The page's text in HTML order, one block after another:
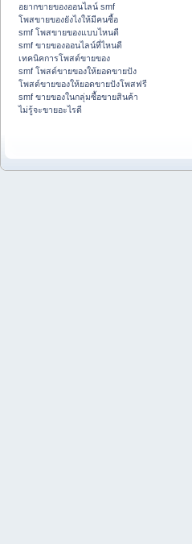
อยากขายของออนไลน์ smf
โพสขายของยังไงให้มีคนซื้อ
smf โพสขายของแบบไหนดี
smf ขายของออนไลน์ที่ไหนดี
เทคนิคการโพสต์ขายของ
smf โพสต์ขายของให้ยอดขายปัง
โพสต์ขายของให้ยอดขายปังโพสฟรี
smf ขายของในกลุ่มซื้อขายสินค้า
ไม่รู้จะขายอะไรดี